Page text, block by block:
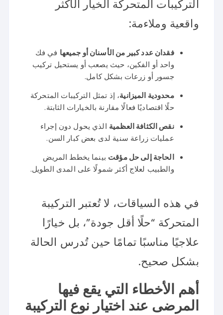
التركيبات المتحركة الخيار الأكثر
واقعية وملاءمة:
فقدان عدد كبير من الأسنان أو جميعها في فك
واحد أو الفكين، حيث يصعب أو يستحيل تركيب
جسور أو زرعات بشكل كامل.
محدودية الميزانية، إذ تمثل التركيبات المتحركة
حلًا اقتصاديًا فعالًا مقارنة بالخيارات الثابتة.
نقص الكثافة العظمية الذي يحول دون إجراء
عمليات زراعة سنية لدى بعض كبار السن.
الحاجة إلى حل مؤقت بينما يخطط المريض
والطبيب لعلاج أكثر شمولًا على المدى الطويل.
في هذه السياقات، لا تُعتبر التركيبة
المتحركة “حلًا أقل جودة”، بل خيارًا
علاجيًا مناسبًا تمامًا حين تُدرس الحالة
بشكل صحيح.
أهم الأخطاء التي يقع فيها
المرضى عند اختيار نوع التركيبة